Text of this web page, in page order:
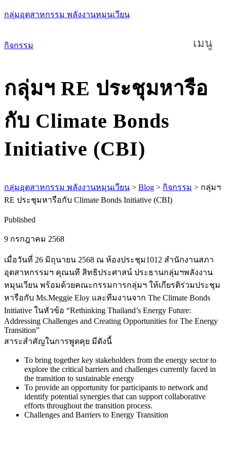
กลุ่มอุตสาหกรรม พลังงานหมุนเวียน
เมนู
กิจกรรม
กลุ่มฯ RE ประชุมหารือ
กับ Climate Bonds
Initiative (CBI)
กลุ่มอุตสาหกรรม พลังงานหมุนเวียน > Blog > กิจกรรม > กลุ่มฯ
RE ประชุมหารือกับ Climate Bonds Initiative (CBI)
Published
9 กรกฎาคม 2568
เมื่อวันที่ 26 มิถุนายน 2568 ณ ห้องประชุม1012 สำนักงานสภา
อุตสาหกรรมฯ คุณนที สิทธิประศาสน์ ประธานกลุ่มฯพลังงาน
หมุนเวียน พร้อมด้วยคณะกรรมการกลุ่มฯ ให้เกียรติร่วมประชุม
หารือกับ Ms.Meggie Eloy และทีมงานจาก The Climate Bonds
Initiative ในหัวข้อ “Rethinking Thailand’s Energy Future:
Addressing Challenges and Creating Opportunities for The Energy
Transition”
สาระสำคัญในการพูดคุย มีดังนี้
To bring together key stakeholders from the energy sector to
explore the critical barriers and challenges currently faced in
the transition to sustainable energy
To provide an opportunity for participants to network and
identify potential synergies that can support collaborative
efforts throughout the transition process.
Challenges and Barriers to Energy Transition